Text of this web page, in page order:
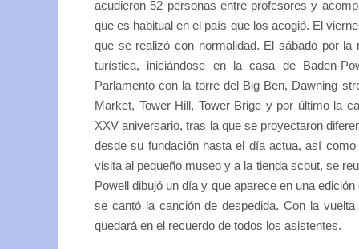
acudieron 52 personas entre profesores y
que es habitual en el país que los acogió. El
que se realizó con normalidad. El sábado por
turística, iniciándose en la casa de Baden-
Parlamento con la torre del Big Ben, Dawning
Market, Tower Hill, Tower Brige y por último la
XXV aniversario, tras la que se proyectaron
desde su fundación hasta el día actua, así
visita al pequeño museo y a la tienda scout, se
Powell dibujó un día y que aparece en una
se cantó la canción de despedida. Con la
quedará en el recuerdo de todos los asistentes.